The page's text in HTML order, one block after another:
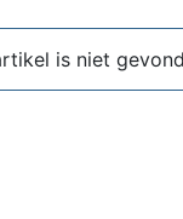
is niet